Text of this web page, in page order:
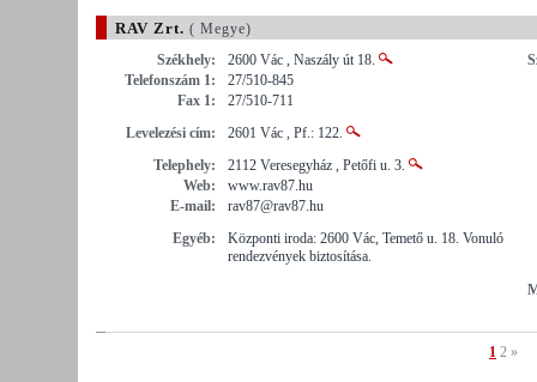
RAV Zrt. ( Megye)
Székhely:
2600 Vác , Naszály út 18.
Telefonszám 1:
27/510-845
Fax 1:
27/510-711
Levelezési cím:
2601 Vác , Pf.: 122.
Telephely:
2112 Veresegyház , Petőfi u. 3.
Web:
www.rav87.hu
E-mail:
rav87@rav87.hu
Egyéb:
Központi iroda: 2600 Vác, Temető u. 18. Vonuló
rendezvények biztosítása.
1 2 »